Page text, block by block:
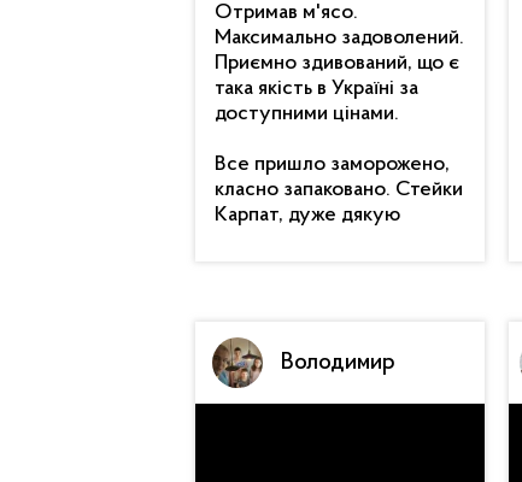
Отримав м'ясо.
Максимально задоволений.
Приємно здивований, що є
така якість в Україні за
доступними цінами.
Все пришло заморожено,
класно запаковано. Стейки
Карпат, дуже дякую
Володимир